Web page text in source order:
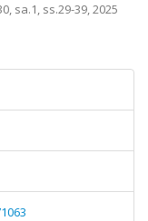
sa.1, ss.29-39, 2025